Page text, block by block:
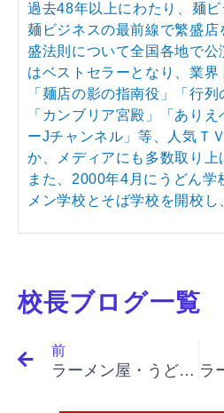
過去48年以上にわたり、麺
麺ビジネスの最前線で繁盛店
盛法則について全国各地で
はベストセラーとなり、業界
「麺店の影の指南役」「行
「カンブリア宮殿」「あり
ーJチャンネル」等、人気Ｔ
か、メディアにも多数取り上
また、2000年4月にうどん学
メン学校とそば学校を開校し
校長ブログ一覧
前
ラーメン屋・うどん屋・そば屋・パスタ屋開業で繁盛店に｜名言集 １７－８８ ピーター・ドラッカー解説（もしマーケティングが完全に行われていたら、販売努力は不要だ）